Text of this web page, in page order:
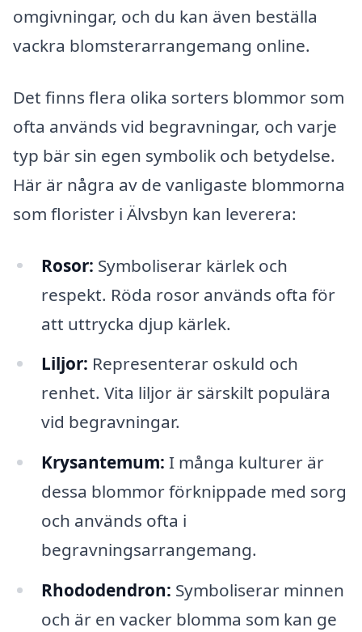
omgivningar, och du kan även beställa
vackra blomsterarrangemang online.
Det finns flera olika sorters blommor som
ofta används vid begravningar, och varje
typ bär sin egen symbolik och betydelse.
Här är några av de vanligaste blommorna
som florister i Älvsbyn kan leverera:
Rosor: Symboliserar kärlek och
respekt. Röda rosor används ofta för
att uttrycka djup kärlek.
Liljor: Representerar oskuld och
renhet. Vita liljor är särskilt populära
vid begravningar.
Krysantemum: I många kulturer är
dessa blommor förknippade med sorg
och används ofta i
begravningsarrangemang.
Rhododendron: Symboliserar minnen
och är en vacker blomma som kan ge